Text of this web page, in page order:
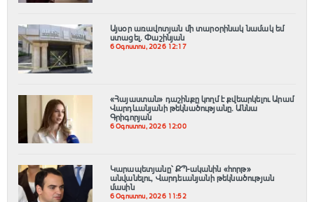
Այսօր առավոտյան մի տարօրինակ նամակ եմ
ստացել. Փաշինյան
6 Օգոստոս, 2026 12:17
«Հայաստան» դաշինքը կողմ է քվեարկելու Արամ
Վարդևանյանի թեկնածությանը․ Աննա
Գրիգորյան
6 Օգոստոս, 2026 12:00
Կարապետյանը՝ ՔՊ-ականին «հորթ»
անվանելու, Վարդեւանյանի թեկնածության
մասին
6 Օգոստոս, 2026 11:52